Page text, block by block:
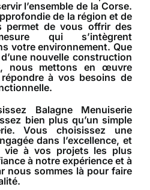
l’ensemble de la Corse.
de la région et de
permet de vous offrir des
qui s’intègrent
votre environnement. Que
nouvelle construction
nous mettons en œuvre
à vos besoins de
Balagne Menuiserie
bien plus qu’un simple
Vous choisissez une
dans l’excellence, et
vie à vos projets les plus
à notre expérience et à
nous sommes là pour faire